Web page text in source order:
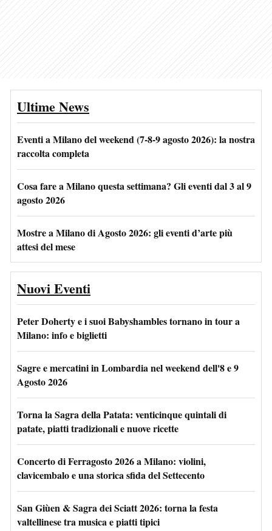
Ultime News
Eventi a Milano del weekend (7-8-9 agosto 2026): la nostra
raccolta completa
Cosa fare a Milano questa settimana? Gli eventi dal 3 al 9
agosto 2026
Mostre a Milano di Agosto 2026: gli eventi d’arte più
attesi del mese
Nuovi Eventi
Peter Doherty e i suoi Babyshambles tornano in tour a
Milano: info e biglietti
Sagre e mercatini in Lombardia nel weekend dell'8 e 9
Agosto 2026
Torna la Sagra della Patata: venticinque quintali di
patate, piatti tradizionali e nuove ricette
Concerto di Ferragosto 2026 a Milano: violini,
clavicembalo e una storica sfida del Settecento
San Giùen & Sagra dei Sciatt 2026: torna la festa
valtellinese tra musica e piatti tipici